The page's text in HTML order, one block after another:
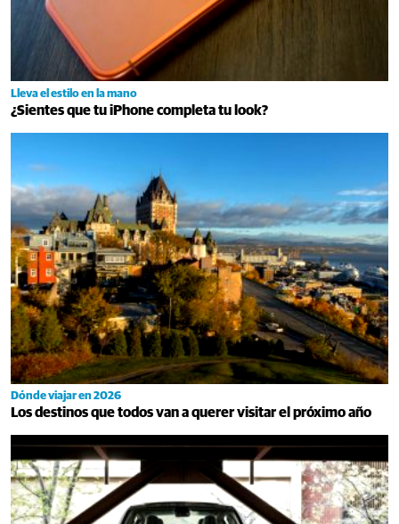
Lleva el estilo en la mano
¿Sientes que tu iPhone completa tu look?
Dónde viajar en 2026
Los destinos que todos van a querer visitar el próximo año